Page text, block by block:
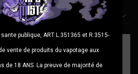
publique, ART L.351365 et R.3515-
vente de produits du vapotage aux
de 18 ANS. La preuve de majorité de